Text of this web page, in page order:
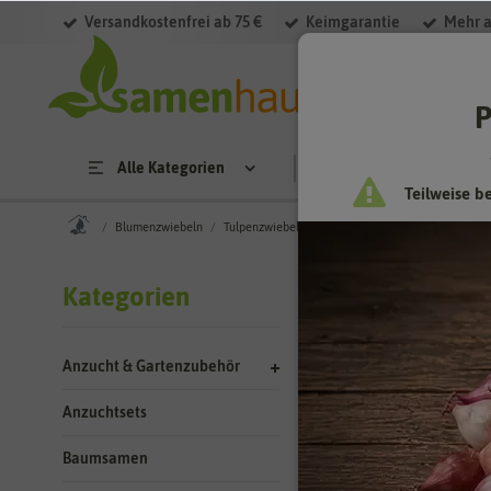
Versandkostenfrei ab 75 € Keimgarantie Mehr
Alle Kategorien
Blumenzwiebeln Tulpenzwiebeln
Kategorien
Anzucht & Gartenzubehör
Anzuchtsets
Baumsamen
Gefüllte
Gefüllte Tulpen
Konkurrenz
groß. In der
möchten.
Filter
Teilweise